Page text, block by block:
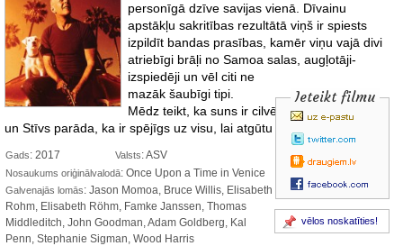
personīgā dzīve savijas vienā. Dīvainu
apstākļu sakritības rezultātā viņš ir spiests
izpildīt bandas prasības, kamēr viņu vajā divi
atriebīgi brāļi no Samoa salas, augļotāji-
izspiedējiun vēl citi ne
mazāk šaubīgi tipi.
Mēdz teikt, ka suns ir cilvēka labākais draugs,
un Stīvs parāda, ka ir spējīgs uz visu, lai atgūtu savu mīluli.
Ieteikt filmu
vēlos noskatīties!
Gads: 2017 Valsts: ASV
Nosaukums oriģinālvalodā: Once Upon a Time in Venice
Galvenajās lomās: Jason Momoa, Bruce Willis, Elisabeth
Rohm, Elisabeth Röhm, Famke Janssen, Thomas
Middleditch, John Goodman, Adam Goldberg, Kal
Penn, Stephanie Sigman, Wood Harris